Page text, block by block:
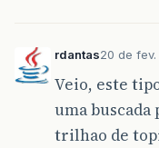
rdantas20 de
Veio, este
uma
trilhao de